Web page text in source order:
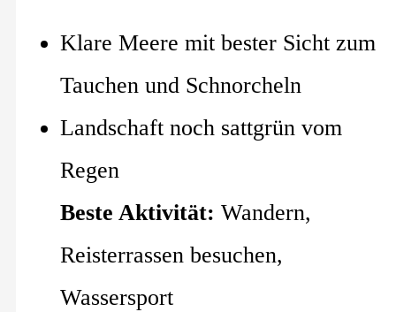
Klare Meere mit bester Sicht zum
Tauchen und Schnorcheln
Landschaft noch sattgrün vom
Regen
Beste Aktivität: Wandern,
Reisterrassen besuchen,
Wassersport